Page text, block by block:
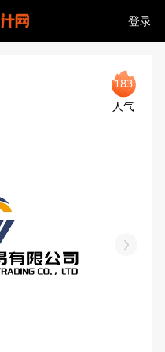
登录
183
人气